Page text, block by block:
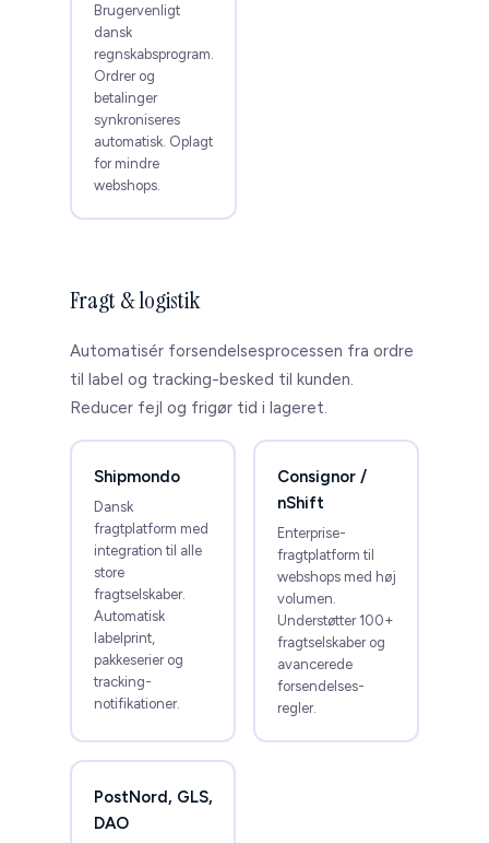
Brugervenligt
dansk
regnskabsprogram.
Ordrer og
betalinger
synkroniseres
automatisk. Oplagt
for mindre
webshops.
Fragt & logistik
Automatisér forsendelsesprocessen fra ordre
til label og tracking-besked til kunden.
Reducer fejl og frigør tid i lageret.
Shipmondo
Dansk
fragtplatform med
integration til alle
store
fragtselskaber.
Automatisk
labelprint,
pakkeserier og
tracking-
notifikationer.
Consignor /
nShift
Enterprise-
fragtplatform til
webshops med høj
volumen.
Understøtter 100+
fragtselskaber og
avancerede
forsendelses­
regler.
PostNord, GLS,
DAO